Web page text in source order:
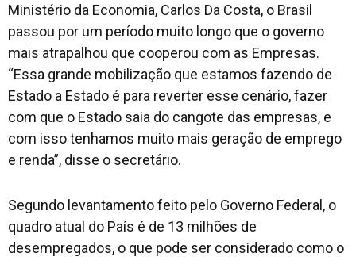
Ministério da Economia, Carlos Da Costa, o Brasil
passou por um período muito longo que o governo
mais atrapalhou que cooperou com as Empresas.
“Essa grande mobilização que estamos fazendo de
Estado a Estado é para reverter esse cenário, fazer
com que o Estado saia do cangote das empresas, e
com isso tenhamos muito mais geração de emprego
e renda”, disse o secretário.
Segundo levantamento feito pelo Governo Federal, o
quadro atual do País é de 13 milhões de
desempregados, o que pode ser considerado como o